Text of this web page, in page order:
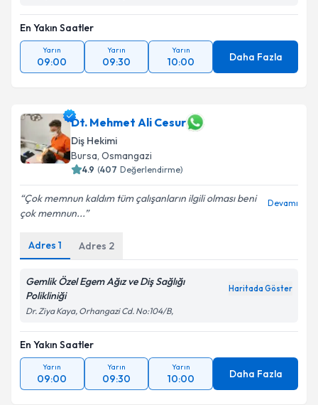
En Yakın Saatler
Yarın
09:00
Yarın
09:30
Yarın
10:00 Daha Fazla
Dt. Mehmet Ali Cesur
Diş Hekimi
Bursa, Osmangazi
4.9 (407 Değerlendirme)
Çok memnun kaldım tüm çalışanların ilgili olması beni
çok memnun...
Devamı
Adres 1 Adres 2
Gemlik Özel Egem Ağız ve Diş Sağlığı
Polikliniği
Haritada Göster
Dr. Ziya Kaya, Orhangazi Cd. No:104/B,
En Yakın Saatler
Yarın
09:00
Yarın
09:30
Yarın
10:00 Daha Fazla